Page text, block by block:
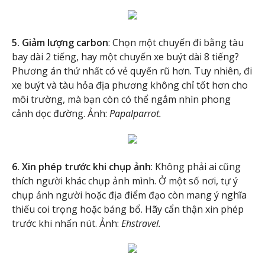
5. Giảm lượng carbon: Chọn một chuyến đi bằng tàu
bay dài 2 tiếng, hay một chuyến xe buýt dài 8 tiếng?
Phương án thứ nhất có vẻ quyến rũ hơn. Tuy nhiên, đi
xe buýt và tàu hỏa địa phương không chỉ tốt hơn cho
môi trường, mà bạn còn có thể ngắm nhìn phong
cảnh dọc đường. Ảnh: Papalparrot.
6. Xin phép trước khi chụp ảnh: Không phải ai cũng
thích người khác chụp ảnh mình. Ở một số nơi, tự ý
chụp ảnh người hoặc địa điểm đạo còn mang ý nghĩa
thiếu coi trọng hoặc báng bổ. Hãy cẩn thận xin phép
trước khi nhấn nút. Ảnh: Ehstravel.